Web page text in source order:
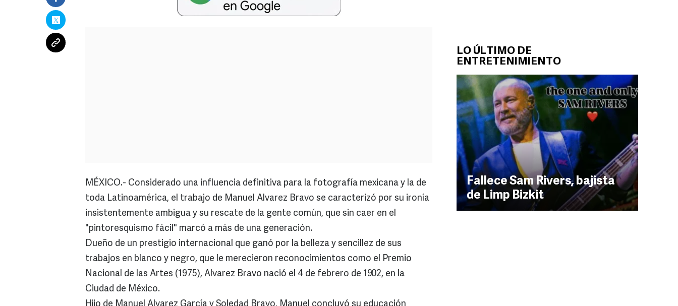
LO ÚLTIMO DE
ENTRETENIMIENTO
Fallece Sam Rivers, bajista
de Limp Bizkit
MÉXICO.- Considerado una influencia definitiva para la fotografía mexicana y la de
toda Latinoamérica, el trabajo de Manuel Alvarez Bravo se caracterizó por su ironía
insistentemente ambigua y su rescate de la gente común, que sin caer en el
"pintoresquismo fácil" marcó a más de una generación.
Dueño de un prestigio internacional que ganó por la belleza y sencillez de sus
trabajos en blanco y negro, que le merecieron reconocimientos como el Premio
Nacional de las Artes (1975), Alvarez Bravo nació el 4 de febrero de 1902, en la
Ciudad de México.